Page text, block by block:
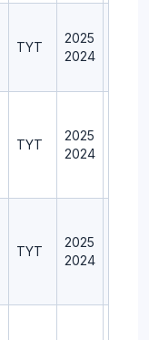
TYT
2025
2024
TYT
2025
2024
TYT
2025
2024